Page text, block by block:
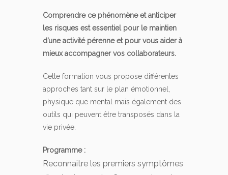
Comprendre ce phénomène et anticiper
les risques est essentiel pour le maintien
d’une activité pérenne et pour vous aider à
mieux accompagner vos collaborateurs.
Cette formation vous propose différentes
approches tant sur le plan émotionnel,
physique que mental mais également des
outils qui peuvent être transposés dans la
vie privée.
Programme :
Reconnaitre les premiers symptômes